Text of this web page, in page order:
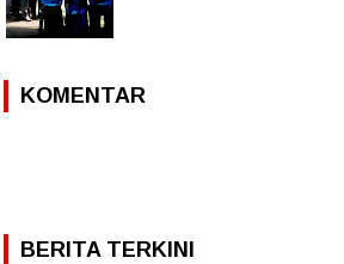
KOMENTAR
BERITA TERKINI